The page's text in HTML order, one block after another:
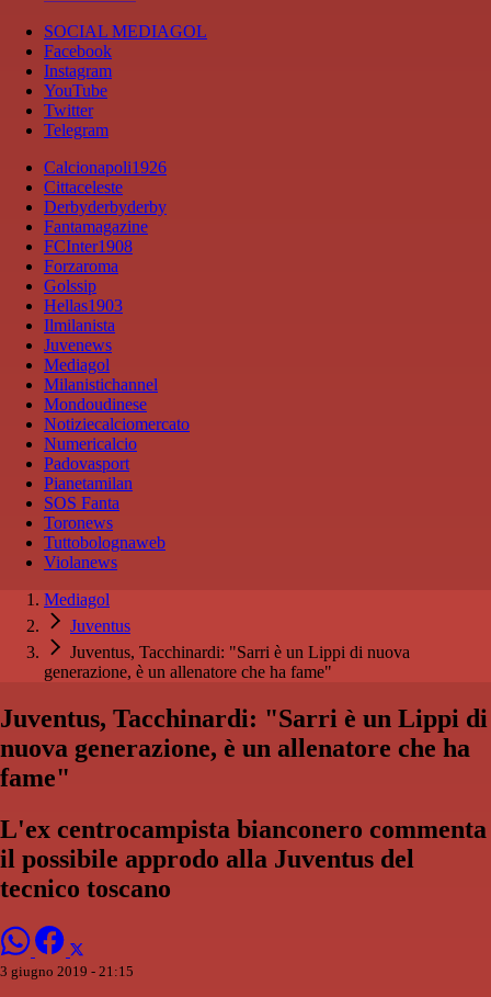
SOCIAL MEDIAGOL
Facebook
Instagram
YouTube
Twitter
Telegram
Calcionapoli1926
Cittaceleste
Derbyderbyderby
Fantamagazine
FCInter1908
Forzaroma
Golssip
Hellas1903
Ilmilanista
Juvenews
Mediagol
Milanistichannel
Mondoudinese
Notiziecalciomercato
Numericalcio
Padovasport
Pianetamilan
SOS Fanta
Toronews
Tuttobolognaweb
Violanews
Mediagol
Juventus
Juventus, Tacchinardi: "Sarri è un Lippi di nuova
generazione, è un allenatore che ha fame"
Juventus, Tacchinardi: "Sarri è un Lippi di
nuova generazione, è un allenatore che ha
fame"
L'ex centrocampista bianconero commenta
il possibile approdo alla Juventus del
tecnico toscano
3 giugno 2019 - 21:15